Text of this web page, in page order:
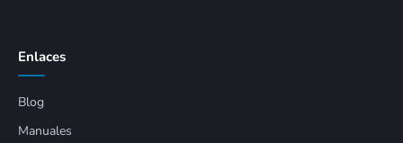
Enlaces
Blog
Manuales